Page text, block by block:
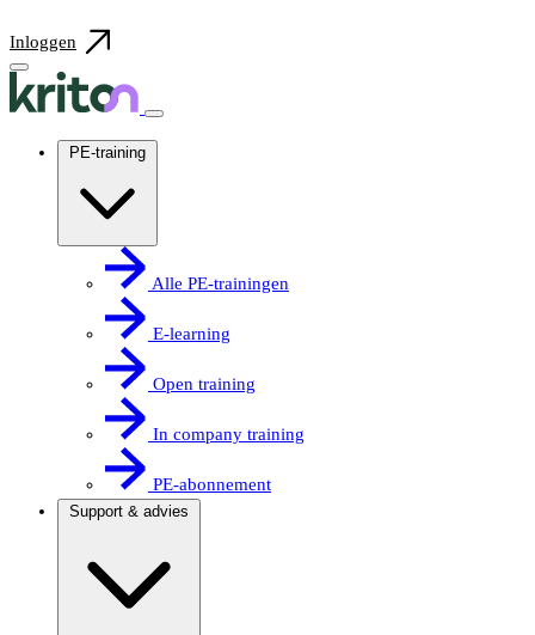
Inloggen
PE-training
Alle PE-trainingen
E-learning
Open training
In company training
PE-abonnement
Support & advies